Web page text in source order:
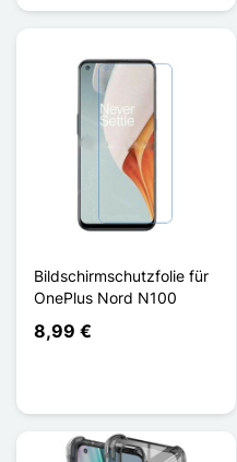
Bildschirmschutzfolie für
OnePlus Nord N100
8,99 €